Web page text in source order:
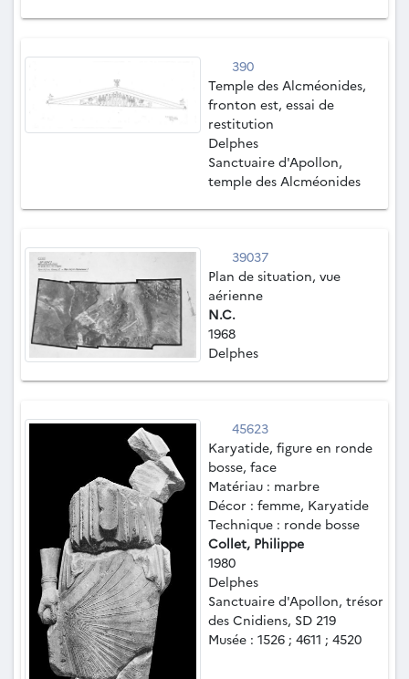
390
Temple des Alcméonides,
fronton est, essai de
restitution
Delphes
Sanctuaire d'Apollon,
temple des Alcméonides
39037
Plan de situation, vue
aérienne
N.C.
1968
Delphes
45623
Karyatide, figure en ronde
bosse, face
Matériau : marbre
Décor : femme, Karyatide
Technique : ronde bosse
Collet, Philippe
1980
Delphes
Sanctuaire d'Apollon, trésor
des Cnidiens, SD 219
Musée : 1526 ; 4611 ; 4520